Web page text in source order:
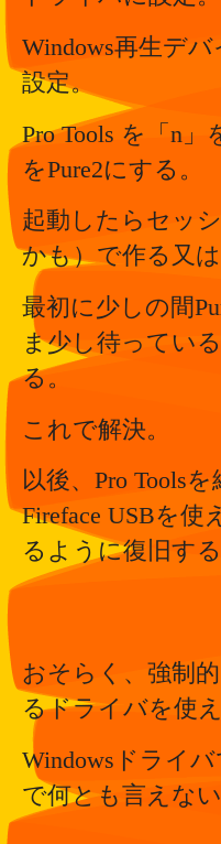
Windows再生デ
設定。
Pro Tools を「n
をPure2にする。
起動したらセッ
かも）で作る又
最初に少しの間
ま少し待ってい
る。
これで解決。
以後、Pro Tools
Fireface USBを
るように復旧する
おそらく、強制
るドライバを使
Windowsドライ
で何とも言えな